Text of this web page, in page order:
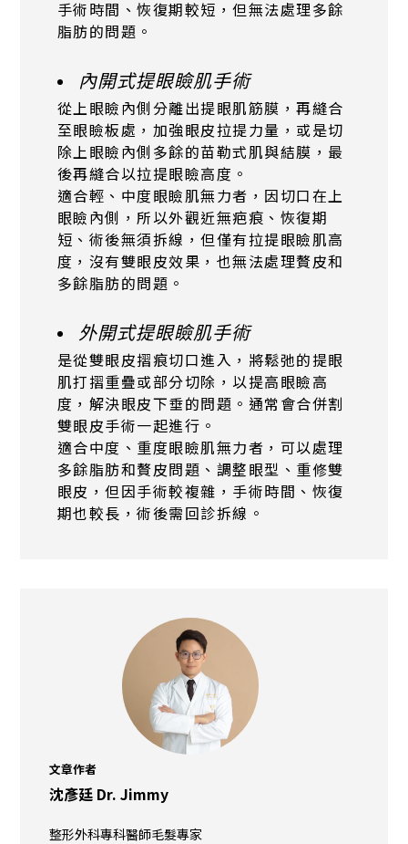
手術時間、恢復期較短，但無法處理多餘
脂肪的問題。
內開式提眼瞼肌手術
從上眼瞼內側分離出提眼肌筋膜，再縫合
至眼瞼板處，加強眼皮拉提力量，或是切
除上眼瞼內側多餘的苗勒式肌與結膜，最
後再縫合以拉提眼瞼高度。
適合輕、中度眼瞼肌無力者，因切口在上
眼瞼內側，所以外觀近無疤痕、恢復期
短、術後無須拆線，但僅有拉提眼瞼肌高
度，沒有雙眼皮效果，也無法處理贅皮和
多餘脂肪的問題。
外開式提眼瞼肌手術
是從雙眼皮摺痕切口進入，將鬆弛的提眼
肌打摺重疊或部分切除，以提高眼瞼高
度，解決眼皮下垂的問題。通常會合併割
雙眼皮手術一起進行。
適合中度、重度眼瞼肌無力者，可以處理
多餘脂肪和贅皮問題、調整眼型、重修雙
眼皮，但因手術較複雜，手術時間、恢復
期也較長，術後需回診拆線。
文章作者
沈彥廷 Dr. Jimmy
整形外科專科醫師毛髮專家